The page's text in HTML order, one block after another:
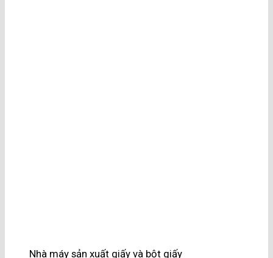
Nhà máy sản xuất giấy và bột giấy